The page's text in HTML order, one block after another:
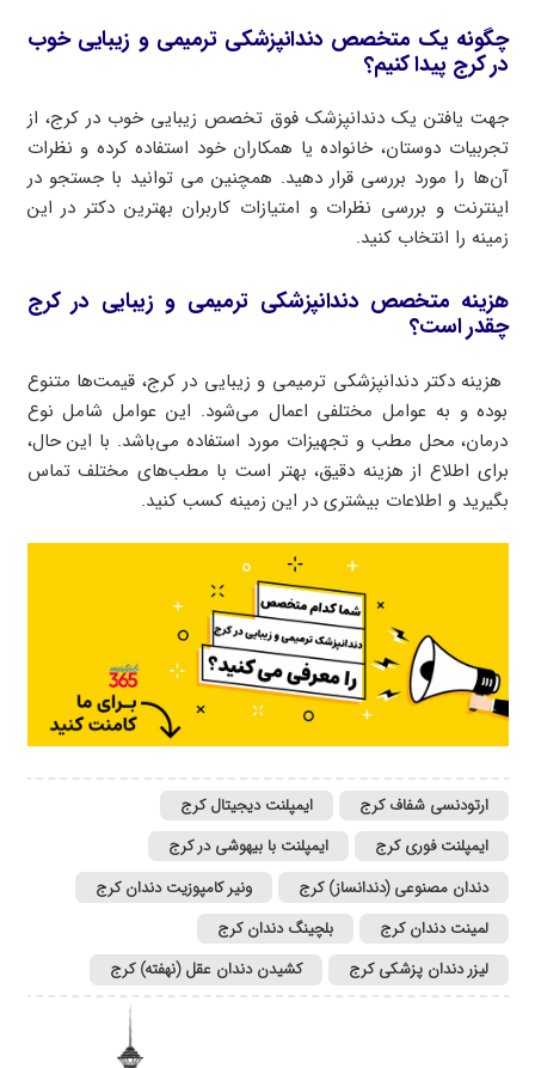
چگونه یک متخصص دندانپزشکی ترمیمی و زیبایی خوب
در کرج پیدا کنیم؟
جهت یافتن یک دندانپزشک فوق تخصص زیبایی خوب در کرج، از
تجربیات دوستان، خانواده یا همکاران خود استفاده کرده و نظرات
آن‌ها را مورد بررسی قرار دهید. همچنین می توانید با جستجو در
اینترنت و بررسی نظرات و امتیازات کاربران بهترین دکتر در این
زمینه را انتخاب کنید.
هزینه متخصص دندانپزشکی ترمیمی و زیبایی در کرج
چقدر است؟
هزینه دکتر دندانپزشکی ترمیمی و زیبایی در کرج، قیمت‌ها متنوع
بوده و به عوامل مختلفی اعمال می‌شود. این عوامل شامل نوع
درمان، محل مطب و تجهیزات مورد استفاده می‌باشد. با این حال،
برای اطلاع از هزینه دقیق، بهتر است با مطب‌های مختلف تماس
بگیرید و اطلاعات بیشتری در این زمینه کسب کنید.
ارتودنسی شفاف کرج
ایمپلنت دیجیتال کرج
ایمپلنت فوری کرج
ایمپلنت با بیهوشی در کرج
دندان مصنوعی (دندانساز) کرج
ونیر کامپوزیت دندان کرج
لمینت دندان کرج
بلچینگ دندان کرج
لیزر دندان پزشکی کرج
کشیدن دندان عقل‌ (نهفته) کرج